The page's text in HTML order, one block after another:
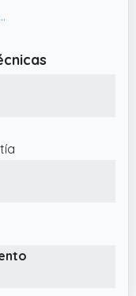
ideal
a los
poco a
juego de
de